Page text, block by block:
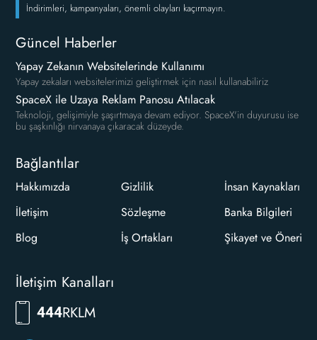
İndirimleri, kampanyaları, önemli olayları kaçırmayın.
Güncel Haberler
Yapay Zekanın Websitelerinde Kullanımı
Yapay zekaları websitelerimizi geliştirmek için nasıl kullanabiliriz
SpaceX ile Uzaya Reklam Panosu Atılacak
Teknoloji, gelişimiyle şaşırtmaya devam ediyor. SpaceX'in duyurusu ise
bu şaşkınlığı nirvanaya çıkaracak düzeyde.
Bağlantılar
Hakkımızda
İletişim
Blog
Gizlilik
Sözleşme
İş Ortakları
İnsan Kaynakları
Banka Bilgileri
Şikayet ve Öneri
İletişim Kanalları
444RKLM